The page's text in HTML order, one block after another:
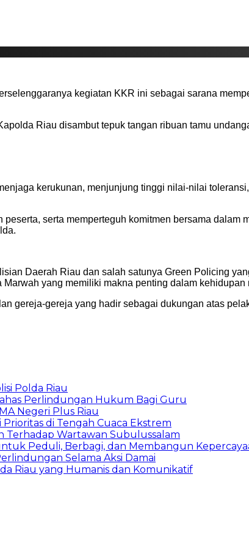
kegiatan KKR ini sebagai sarana
Riau disambut tepuk tangan ribuan tamu
kerukunan, menjunjung tinggi nilai-nilai
serta memperteguh komitmen bersama
Daerah Riau dan salah satunya Green Policing
yang memiliki makna penting dalam kehidupan
gereja-gereja yang hadir sebagai dukungan atas
Polda Riau
Perlindungan Hukum Bagi Guru
Negeri Plus Riau
Prioritas di Tengah Cuaca Ekstrem
Terhadap Wartawan Subulussalam
Peduli, Berbagi, dan Membangun
Selama Aksi Damai
Riau yang Humanis dan Komunikatif